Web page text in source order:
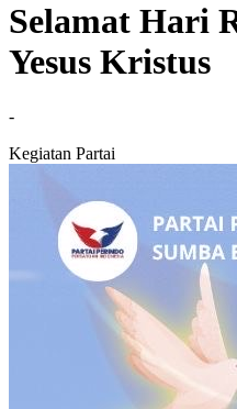
Selamat Hari
Yesus Kristus
-
Kegiatan Partai